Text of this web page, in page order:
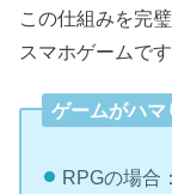
この仕組みを完
スマホゲームです
ゲームがハマ
RPGの場合